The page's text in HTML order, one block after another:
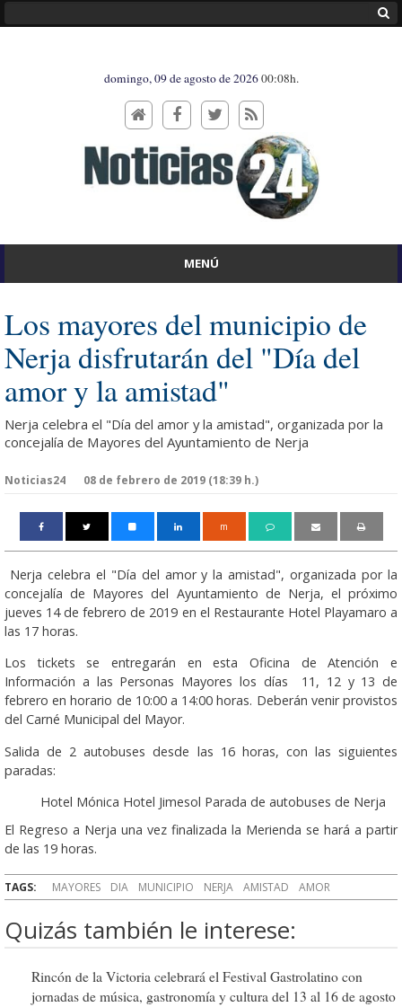
domingo, 09 de agosto de 202600:08h.
MENÚ
Los mayores del municipio de
Nerja disfrutarán del "Día del
amor y la amistad"
Nerja celebra el "Día del amor y la amistad", organizada por la
concejalía de Mayores del Ayuntamiento de Nerja
Noticias24 08 de febrero de 2019 (18:39 h.)
m
Nerja celebra el "Día del amor y la amistad", organizada por la
concejalía de Mayores del Ayuntamiento de Nerja, el próximo
jueves 14 de febrero de 2019 en el Restaurante Hotel Playamaro a
las 17 horas.
Los tickets se entregarán en esta Oficina de Atención e
Información a las Personas Mayores los días 11, 12 y 13 de
febrero en horario de 10:00 a 14:00 horas. Deberán venir provistos
del Carné Municipal del Mayor.
Salida de 2 autobuses desde las 16 horas, con las siguientes
paradas:
Hotel Mónica Hotel Jimesol Parada de autobuses de Nerja
El Regreso a Nerja una vez finalizada la Merienda se hará a partir
de las 19 horas.
TAGS: MAYORES DIA MUNICIPIO NERJA AMISTAD AMOR
Quizás también le interese:
Rincón de la Victoria celebrará el Festival Gastrolatino con
jornadas de música, gastronomía y cultura del 13 al 16 de agosto